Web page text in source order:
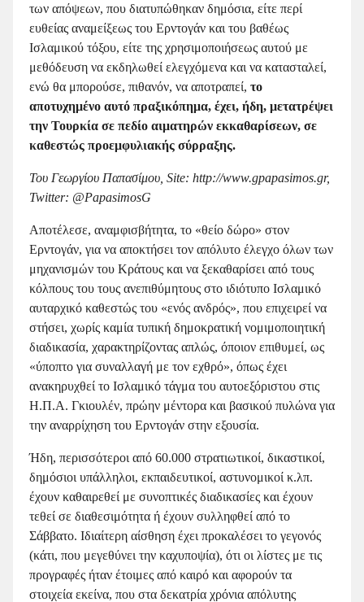
των απόψεων, που διατυπώθηκαν δημόσια, είτε περί
ευθείας αναμείξεως του Ερντογάν και του βαθέως
Ισλαμικού τόξου, είτε της χρησιμοποιήσεως αυτού με
μεθόδευση να εκδηλωθεί ελεγχόμενα και να κατασταλεί,
ενώ θα μπορούσε, πιθανόν, να αποτραπεί, το
αποτυχημένο αυτό πραξικόπημα, έχει, ήδη, μετατρέψει
την Τουρκία σε πεδίο αιματηρών εκκαθαρίσεων, σε
καθεστώς προεμφυλιακής σύρραξης.
Του Γεωργίου Παπασίμου, Site: http://www.gpapasimos.gr,
Twitter: @PapasimosG
Αποτέλεσε, αναμφισβήτητα, το «θείο δώρο» στον
Ερντογάν, για να αποκτήσει τον απόλυτο έλεγχο όλων των
μηχανισμών του Κράτους και να ξεκαθαρίσει από τους
κόλπους του τους ανεπιθύμητους στο ιδιότυπο Ισλαμικό
αυταρχικό καθεστώς του «ενός ανδρός», που επιχειρεί να
στήσει, χωρίς καμία τυπική δημοκρατική νομιμοποιητική
διαδικασία, χαρακτηρίζοντας απλώς, όποιον επιθυμεί, ως
«ύποπτο για συναλλαγή με τον εχθρό», όπως έχει
ανακηρυχθεί το Ισλαμικό τάγμα του αυτοεξόριστου στις
Η.Π.Α. Γκιουλέν, πρώην μέντορα και βασικού πυλώνα για
την αναρρίχηση του Ερντογάν στην εξουσία.
Ήδη, περισσότεροι από 60.000 στρατιωτικοί, δικαστικοί,
δημόσιοι υπάλληλοι, εκπαιδευτικοί, αστυνομικοί κ.λπ.
έχουν καθαιρεθεί με συνοπτικές διαδικασίες και έχουν
τεθεί σε διαθεσιμότητα ή έχουν συλληφθεί από το
Σάββατο. Ιδιαίτερη αίσθηση έχει προκαλέσει το γεγονός
(κάτι, που μεγεθύνει την καχυποψία), ότι οι λίστες με τις
προγραφές ήταν έτοιμες από καιρό και αφορούν τα
στοιχεία εκείνα, που στα δεκατρία χρόνια απόλυτης